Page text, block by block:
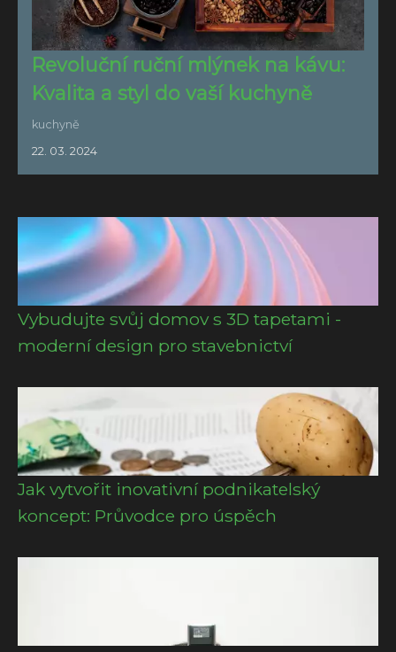
Revoluční ruční mlýnek na kávu:
Kvalita a styl do vaší kuchyně
kuchyně
22. 03. 2024
Vybudujte svůj domov s 3D tapetami -
moderní design pro stavebnictví
Jak vytvořit inovativní podnikatelský
koncept: Průvodce pro úspěch